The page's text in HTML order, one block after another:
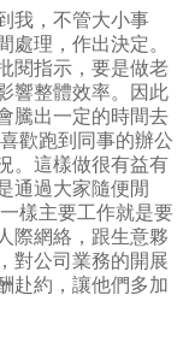
我，不管大小事
處理，作出決定。
閱指示，要是做老
響整體效率。因此
騰出一定的時間去
歡跑到同事的辦公
。這樣做很有益有
通過大家隨便閒
樣主要工作就是要
際網絡，跟生意夥
對公司業務的開展
赴約，讓他們多加